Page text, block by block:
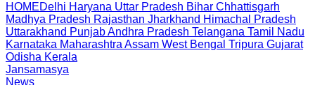
HOMEDelhi Haryana Uttar Pradesh Bihar Chhattisgarh
Madhya Pradesh Rajasthan Jharkhand Himachal Pradesh
Uttarakhand PunjabAndhra Pradesh Telangana Tamil Nadu
Karnataka Maharashtra Assam West Bengal Tripura Gujarat
Odisha Kerala
Jansamasya
News